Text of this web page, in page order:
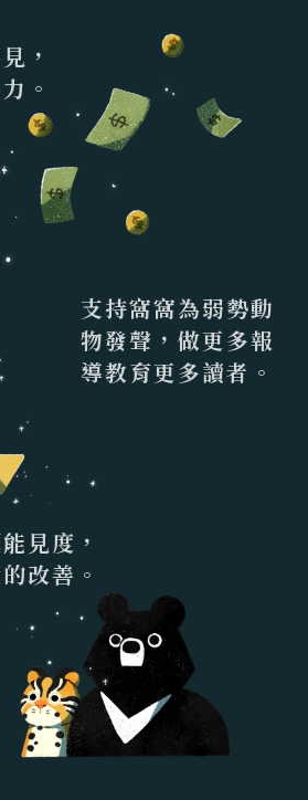
，
。
支持窩窩為弱勢動
物發聲，做更多報
導教育更多讀者。
見度，
改善。